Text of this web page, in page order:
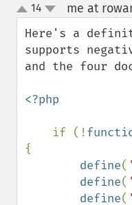
up
down
14 me at
Here's a
supports
and the four
<?php
if (!
{
define(
define(
define(